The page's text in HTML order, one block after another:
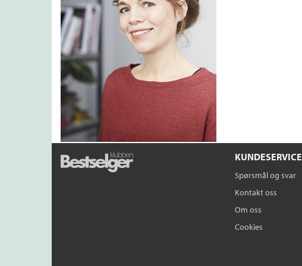
KUNDESERVICE
Spørsmål og svar
Kontakt oss
Om oss
Cookies